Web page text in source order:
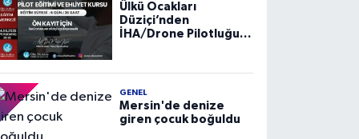
Ülkü Ocakları
Düziçi’nden
İHA/Drone Pilotluğu
GENEL
Mersin'de denize
giren çocuk boğuldu